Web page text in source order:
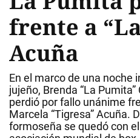
frente a
Acuña
En el marco de una noche
jujeño, Brenda “La
perdió por fallo unánime
Marcela “Tigresa” Acuña.
formoseña se quedó con